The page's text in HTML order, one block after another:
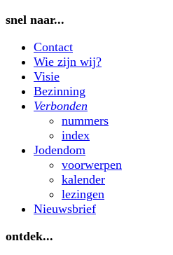
snel naar...
Contact
Wie zijn wij?
Visie
Bezinning
Verbonden
nummers
index
Jodendom
voorwerpen
kalender
lezingen
Nieuwsbrief
ontdek...